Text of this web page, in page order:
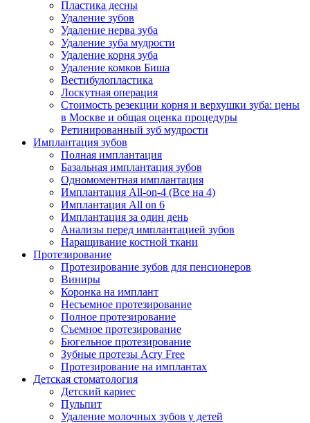
Пластика десны
Удаление зубов
Удаление нерва зуба
Удаление зуба мудрости
Удаление корня зуба
Удаление комков Биша
Вестибулопластика
Лоскутная операция
Стоимость резекции корня и верхушки зуба: цены
в Москве и общая оценка процедуры
Ретинированный зуб мудрости
Имплантация зубов
Полная имплантация
Базальная имплантация зубов
Одномоментная имплантация
Имплантация All-on-4 (Все на 4)
Имплантация All on 6
Имплантация за один день
Анализы перед имплантацией зубов
Наращивание костной ткани
Протезирование
Протезирование зубов для пенсионеров
Виниры
Коронка на имплант
Несъемное протезирование
Полное протезирование
Съемное протезирование
Бюгельное протезирование
Зубные протезы Acry Free
Протезирование на имплантах
Детская стоматология
Детский кариес
Пульпит
Удаление молочных зубов у детей